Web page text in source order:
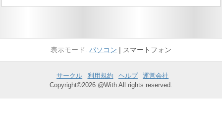
パソコン スマートフォン
サークル 利用規約 ヘルプ
運営会社
Copyright©2026 @With All rights reserved.